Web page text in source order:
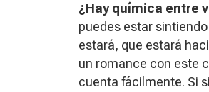
¿Hay química entre
puedes estar
estará, que estará
un romance con este
cuenta fácilmente. Si